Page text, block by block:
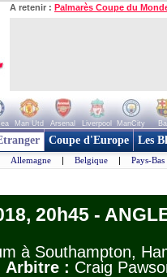
A retenir : Palmarès Coupe du
Man Utd Arsenal Liverpool ManCity
Coupe d'Europe Les
Allemagne | Belgique | Pays-Bas
20h45 -
à Southampton,
Arbitre : Craig